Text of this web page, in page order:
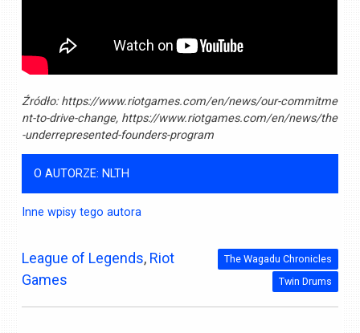
Źródło:https://www.riotgames.com/en/news/our-commitme
nt-to-drive-change, https://www.riotgames.com/en/news/the
-underrepresented-founders-program
O AUTORZE: NLTH
Inne wpisy tego autora
League of Legends, Riot
Games
The Wagadu Chronicles
Twin Drums